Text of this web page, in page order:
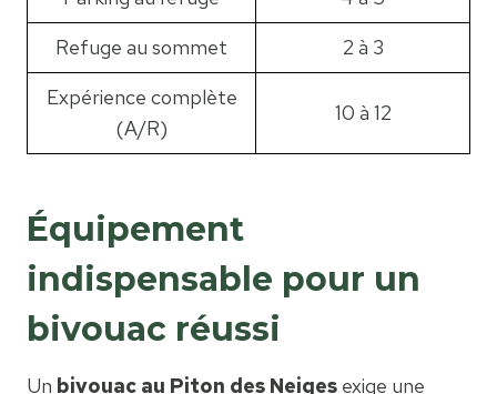
Refuge au sommet
2 à 3
Expérience complète
(A/R)
10 à 12
Équipement
indispensable pour un
bivouac réussi
Un bivouac au Piton des Neiges exige une